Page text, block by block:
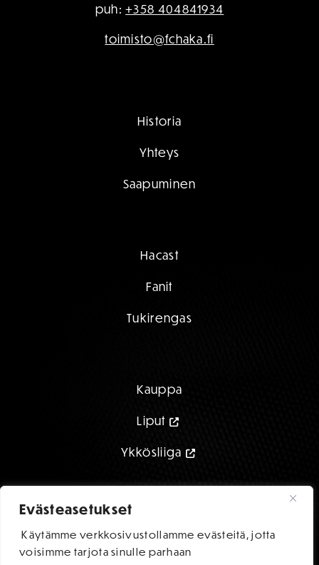
Evästeasetukset
Käytämme verkkosivustollamme evästeitä, jotta
voisimme tarjota sinulle parhaan
puh:+358 404841934
toimisto@fchaka.fi
Historia
Yhteys
Saapuminen
Hacast
Fanit
Tukirengas
Kauppa
Liput
Ykkösliiga
FC HAKA STORE